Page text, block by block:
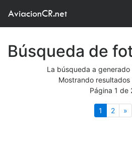
AviacionCR.net
Búsqueda de
La búsqueda a
Mostrando resultados
Página 1 de
1 (actual)
2 »